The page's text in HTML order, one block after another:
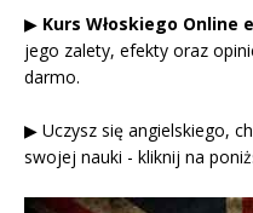
▶ Kurs Włoskiego Online
jego zalety, efekty oraz
darmo.
▶ Uczysz się angielskiego,
swojej nauki - kliknij na